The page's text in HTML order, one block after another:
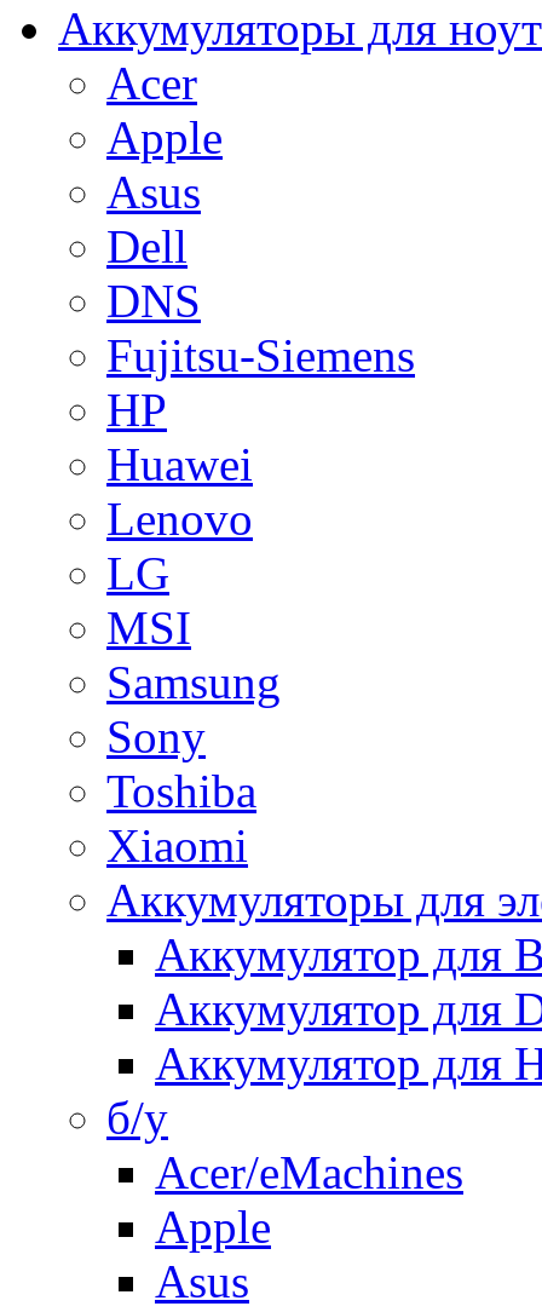
Аккумуляторы для
Acer
Apple
Asus
Dell
DNS
Fujitsu-Siemens
HP
Huawei
Lenovo
LG
MSI
Samsung
Sony
Toshiba
Xiaomi
Аккумуляторы для
Аккумулятор для
Аккумулятор для
Аккумулятор для
б/у
Acer/eMachines
Apple
Asus